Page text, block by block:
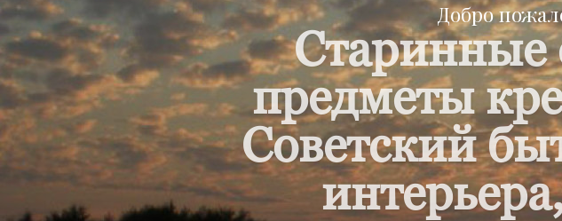
Добро
Старинные
предметы
Советский